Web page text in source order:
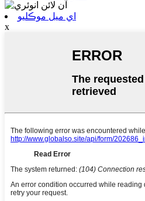
اي ميل موڪليو
x